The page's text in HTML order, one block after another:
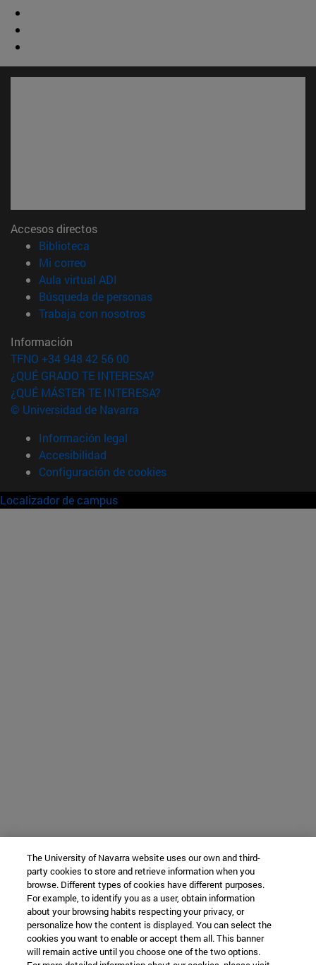
Accesos directos
Biblioteca
Mi correo(abre en nueva ventana)
Aula virtual ADI
Búsqueda de personas(abre en nueva ventana)
Trabaja con nosotros(abre en nueva ventana)
Información
TFNO +34 948 42 56 00
¿QUÉ GRADO TE INTERESA?
¿QUÉ MÁSTER TE INTERESA?
© Universidad de Navarra
Información legal
Accesibilidad
Configuración de cookies
Localizador de campus
The University of Navarra website uses our own and third-
party cookies to store and retrieve information when you
browse. Different types of cookies have different purposes.
For example, to identify you as a user, obtain information
about your browsing habits respecting your privacy, or
personalize how the content is displayed. You can select the
cookies you want to enable or accept them all. This banner
will remain active until you choose one of the two options.